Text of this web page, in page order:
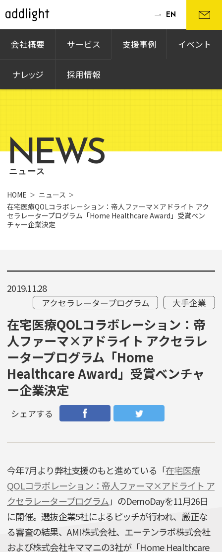
会社概要 サービス 支援事例 イベント
ナレッジ 採用情報
EN
NEWS
ニュース
HOME
ニュース
在宅医療QOLコラボレーション：帝人ファーマ×アドライト アク
セラレータープログラム「Home Healthcare Award」受賞ベン
チャー企業決定
2019.11.28
アクセラレータープログラム 大手企業
在宅医療QOLコラボレーション：帝
人ファーマ×アドライト アクセラレ
ータープログラム「Home
Healthcare Award」受賞ベンチャ
ー企業決定
シェアする
今年7月より弊社支援のもと進めている「在宅医療
QOLコラボレーション：帝人ファーマ×アドライト ア
クセラレータープログラム」のDemoDayを11月26日
に開催。選抜企業5社によるピッチが行われ、厳正な
る審査の結果、AMI株式会社、エーテンラボ株式会社
および株式会社キママニの3社が「Home Healthcare